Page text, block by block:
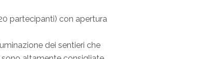
partecipanti) con apertura
dei sentieri che